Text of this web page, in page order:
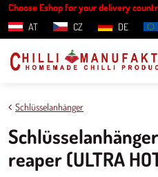
Choose Eshop for your delivery
AT
CZ DE
Schlüsselanhänger
reaper (ULTRA